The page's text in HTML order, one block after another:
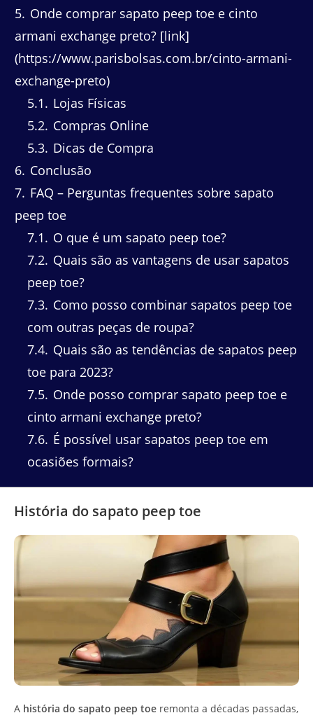
5 Onde comprar sapato peep toe e cinto
armani exchange preto? [link]
(https://www.parisbolsas.com.br/cinto-armani-
exchange-preto)
5.1
Lojas Físicas
5.2 Compras Online
5.3 Dicas de Compra
6 Conclusão
7 FAQ – Perguntas frequentes sobre sapato
peep toe
7.1
O que é um sapato peep toe?
7.2 Quais são as vantagens de usar sapatos
peep toe?
7.3 Como posso combinar sapatos peep toe
com outras peças de roupa?
7.4 Quais são as tendências de sapatos peep
toe para 2023?
7.5 Onde posso comprar sapato peep toe e
cinto armani exchange preto?
7.6 É possível usar sapatos peep toe em
ocasiões formais?
História do sapato peep toe
A história do sapato peep toe remonta a décadas passadas,